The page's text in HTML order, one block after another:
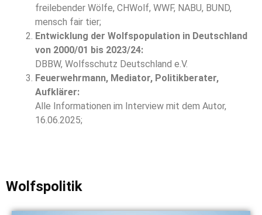
freilebender Wölfe, CHWolf, WWF, NABU, BUND,
mensch fair tier;
Entwicklung der Wolfspopulation in Deutschland
von 2000/01 bis 2023/24:
DBBW, Wolfsschutz Deutschland e.V.
Feuerwehrmann, Mediator, Politikberater,
Aufklärer:
Alle Informationen im Interview mit dem Autor,
16.06.2025;
Wolfspolitik